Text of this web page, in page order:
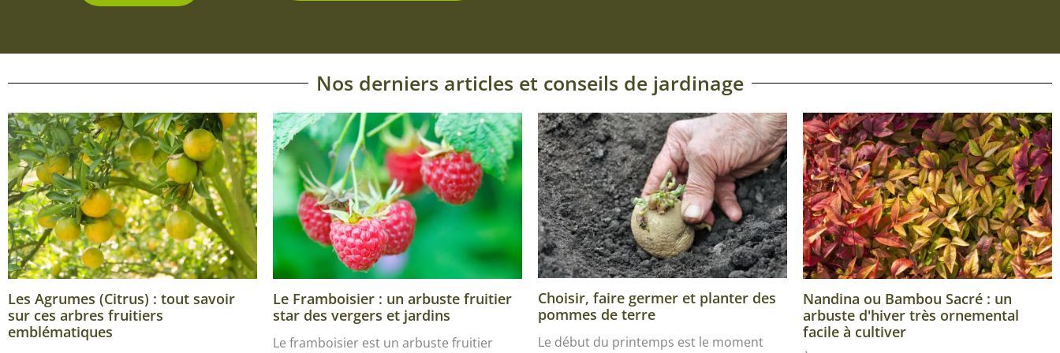
Nos derniers articles et conseils de jardinage
Les Agrumes (Citrus) : tout savoir
sur ces arbres fruitiers
emblématiques
Le Framboisier : un arbuste fruitier
star des vergers et jardins
Le framboisier est un arbuste fruitier
Choisir, faire germer et planter des
pommes de terre
Le début du printemps est le moment
Nandina ou Bambou Sacré : un
arbuste d'hiver très ornemental
facile à cultiver